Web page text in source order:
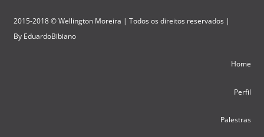
2015-2018 © Wellington Moreira | Todos os direitos reservados |
By EduardoBibiano
Home
Perfil
Palestras